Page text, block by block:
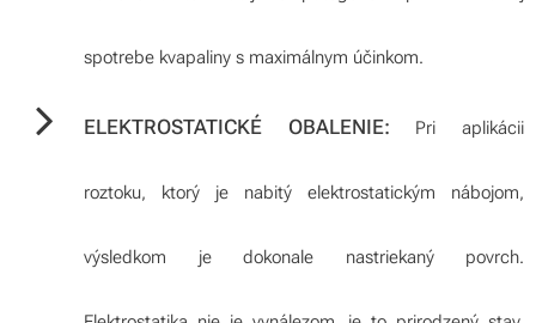
spotrebe kvapaliny s maximálnym účinkom.
ELEKTROSTATICKÉ OBALENIE: Pri aplikácii
roztoku, ktorý je nabitý elektrostatickým nábojom,
výsledkom je dokonale nastriekaný povrch.